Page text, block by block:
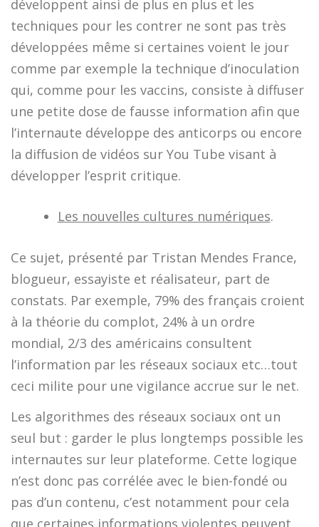
développent ainsi de plus en plus et les
techniques pour les contrer ne sont pas très
développées même si certaines voient le jour
comme par exemple la technique d’inoculation
qui, comme pour les vaccins, consiste à diffuser
une petite dose de fausse information afin que
l’internaute développe des anticorps ou encore
la diffusion de vidéos sur You Tube visant à
développer l’esprit critique.
Les nouvelles cultures numériques.
Ce sujet, présenté par Tristan Mendes France,
blogueur, essayiste et réalisateur, part de
constats. Par exemple, 79% des français croient
à la théorie du complot, 24% à un ordre
mondial, 2/3 des américains consultent
l’information par les réseaux sociaux etc…tout
ceci milite pour une vigilance accrue sur le net.
Les algorithmes des réseaux sociaux ont un
seul but : garder le plus longtemps possible les
internautes sur leur plateforme. Cette logique
n’est donc pas corrélée avec le bien-fondé ou
pas d’un contenu, c’est notamment pour cela
que certaines informations violentes peuvent